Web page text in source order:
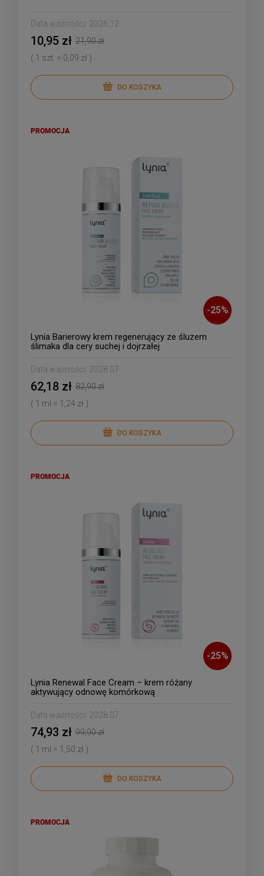
Data ważności: 2026.12
10,95 zł 21,90 zł
( 1 szt. = 0,09 zł )
DO KOSZYKA
-25%
Lynia Barierowy krem regenerujący ze śluzem
ślimaka dla cery suchej i dojrzałej
Data ważności: 2028.07
62,18 zł 82,90 zł
( 1 ml = 1,24 zł )
DO KOSZYKA
PROMOCJA
-25%
Lynia Renewal Face Cream – krem różany
aktywujący odnowę komórkową
Data ważności: 2028.07
74,93 zł 99,90 zł
( 1 ml = 1,50 zł )
DO KOSZYKA
PROMOCJA
PROMOCJA